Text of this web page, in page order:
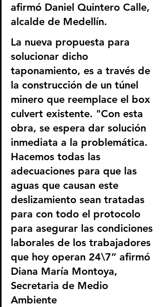
afirmó Daniel Quintero Calle,
alcalde de Medellín.
La nueva propuesta para
solucionar dicho
taponamiento, es a través de
la construcción de un túnel
minero que reemplace el box
culvert existente. "Con esta
obra, se espera dar solución
inmediata a la problemática.
Hacemos todas las
adecuaciones para que las
aguas que causan este
deslizamiento sean tratadas
para con todo el protocolo
para asegurar las condiciones
laborales de los trabajadores
que hoy operan 24\7” afirmó
Diana María Montoya,
Secretaria de Medio
Ambiente